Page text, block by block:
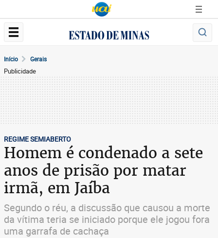
Início Gerais
Publicidade
REGIME SEMIABERTO
Homem é condenado a sete
anos de prisão por matar
irmã, em Jaíba
Segundo o réu, a discussão que causou a morte
da vítima teria se iniciado porque ele jogou fora
uma garrafa de cachaça